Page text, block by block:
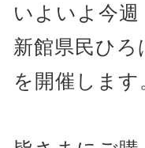
いよいよ今週
新館県民ひろ
を開催します